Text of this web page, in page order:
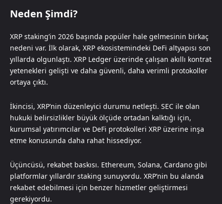
Neden Şimdi?
XRP staking’in 2026 başında popüler hale gelmesinin birkaç
nedeni var. İlk olarak, XRP ekosistemindeki DeFi altyapısı son
yıllarda olgunlaştı. XRP Ledger üzerinde çalışan akıllı kontrat
yetenekleri gelişti ve daha güvenli, daha verimli protokoller
ortaya çıktı.
İkincisi, XRP’nin düzenleyici durumu netleşti. SEC ile olan
hukuki belirsizlikler büyük ölçüde ortadan kalktığı için,
kurumsal yatırımcılar ve DeFi protokolleri XRP üzerine inşa
etme konusunda daha rahat hissediyor.
Üçüncüsü, rekabet baskısı. Ethereum, Solana, Cardano gibi
platformlar yıllardır staking sunuyordu. XRP’nin bu alanda
rekabet edebilmesi için benzer hizmetler geliştirmesi
gerekiyordu.